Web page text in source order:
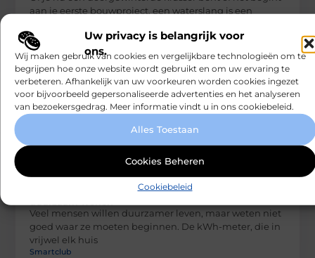
Uw privacy is belangrijk voor
ons.
Wij maken gebruik van cookies en vergelijkbare technologieën om te
begrijpen hoe onze website wordt gebruikt en om uw ervaring te
verbeteren. Afhankelijk van uw voorkeuren worden cookies ingezet
voor bijvoorbeeld gepersonaliseerde advertenties en het analyseren
van bezoekersgedrag. Meer informatie vindt u in ons cookiebeleid.
Alles Toestaan
Cookies Beheren
Cookiebeleid
aan je eerste bouwproject, een waterslang is een
Smartclub
AANBIEDINGEN
Je kWh-meter als startpunt voor
Veel mensen willen duurzamer leven, maar weten niet
goed waar ze moeten beginnen. De kWh-meter, die in
vrijwel elk huis
Smartclub